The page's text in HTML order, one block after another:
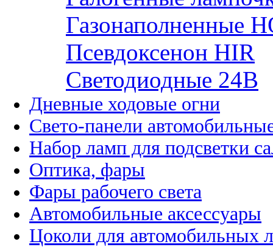
Газонаполненные
Псевдоксенон HIR
Cветодиодные 24B
Дневные ходовые огни
Свето-панели
Набор ламп для подсветки
Оптика, фары
Фары рабочего света
Автомобильные аксессуары
Цоколи для автомобильных